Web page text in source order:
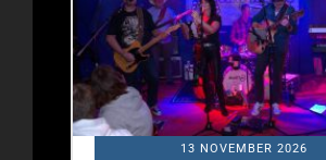
13 NOVEMBER 2026